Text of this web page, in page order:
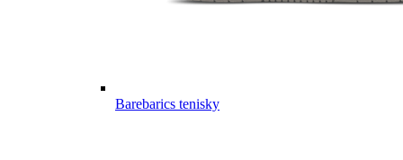
Barebarics tenisky